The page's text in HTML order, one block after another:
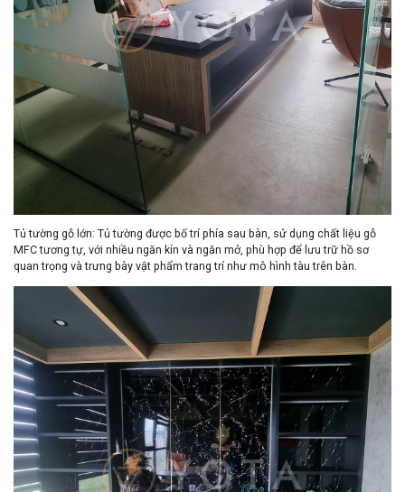
Tủ tường gỗ lớn: Tủ tường được bố trí phía sau bàn, sử dụng chất liệu gỗ
MFC tương tự, với nhiều ngăn kín và ngăn mở, phù hợp để lưu trữ hồ sơ
quan trọng và trưng bày vật phẩm trang trí như mô hình tàu trên bàn.